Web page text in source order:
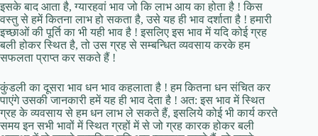
इसके बाद आता है, ग्‍यारहवां भाव जो कि लाभ आय का होता है ! किस
वस्तु से हमें कितना लाभ हो सकता है, उसे यह ही भाव दर्शाता है ! हमारी
इच्छाओं की पूर्ति का भी यही भाव है ! इसलिए इस भाव में यदि कोई ग्रह
बली होकर स्‍थित है, तो उस ग्रह से सम्बन्धित व्यवसाय करके हम
सफलता प्राप्त कर सकते हैं !
कुंडली का दूसरा भाव धन भाव कहलाता है ! हम कितना धन संचित कर
पाएंगे उसकी जानकारी हमें यह ही भाव देता है ! अत: इस भाव में स्‍थित
ग्रह के व्यवसाय से हम धन लाभ ले सकते हैं, इसलिये कोई भी कार्य करते
समय इन सभी भावों में स्‍थित ग्रहों में से जो ग्रह कारक होकर बली